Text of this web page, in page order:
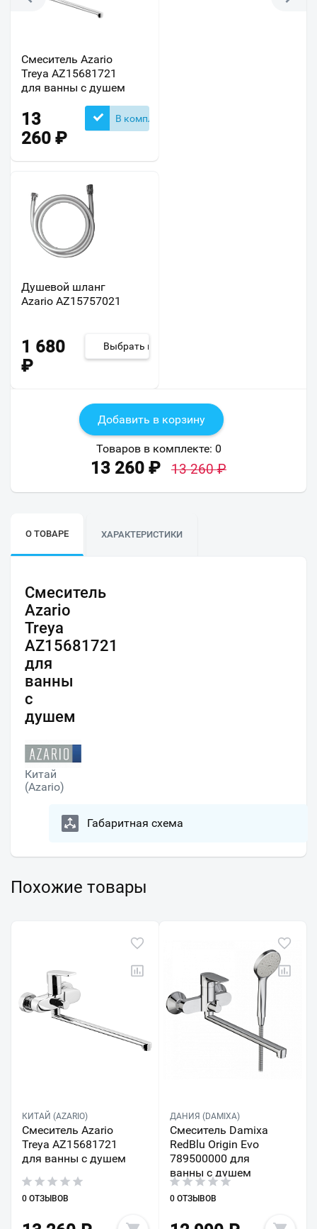
Смеситель Azario
Treya AZ15681721
для ванны с душем
13
260 ₽
В комплекте
Душевой шланг
Azario AZ15757021
1 680
₽
Выбрать из 2
Добавить в корзину
Товаров в комплекте: 0
13 260 ₽ 13 260₽
О ТОВАРЕ ХАРАКТЕРИСТИКИ
Смеситель
Azario
Treya
AZ15681721
для
ванны
с
душем
Китай
(Azario)
Габаритная схема
Похожие товары
КИТАЙ (AZARIO)
Смеситель Azario
Treya AZ15681721
для ванны с душем
0 ОТЗЫВОВ
ДАНИЯ (DAMIXA)
Смеситель Damixa
RedBlu Origin Evo
789500000 для
ванны с душем
0 ОТЗЫВОВ